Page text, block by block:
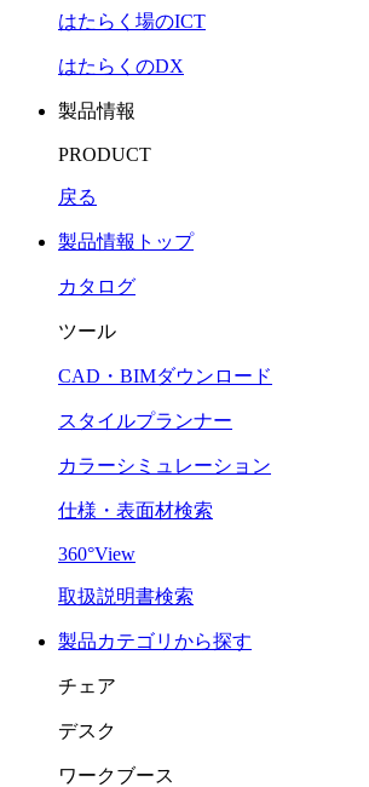
はたらく場のICT
はたらくのDX
製品情報
PRODUCT
戻る
製品情報トップ
カタログ
ツール
CAD・BIMダウンロード
スタイルプランナー
カラーシミュレーション
仕様・表面材検索
360°View
取扱説明書検索
製品カテゴリから探す
チェア
デスク
ワークブース